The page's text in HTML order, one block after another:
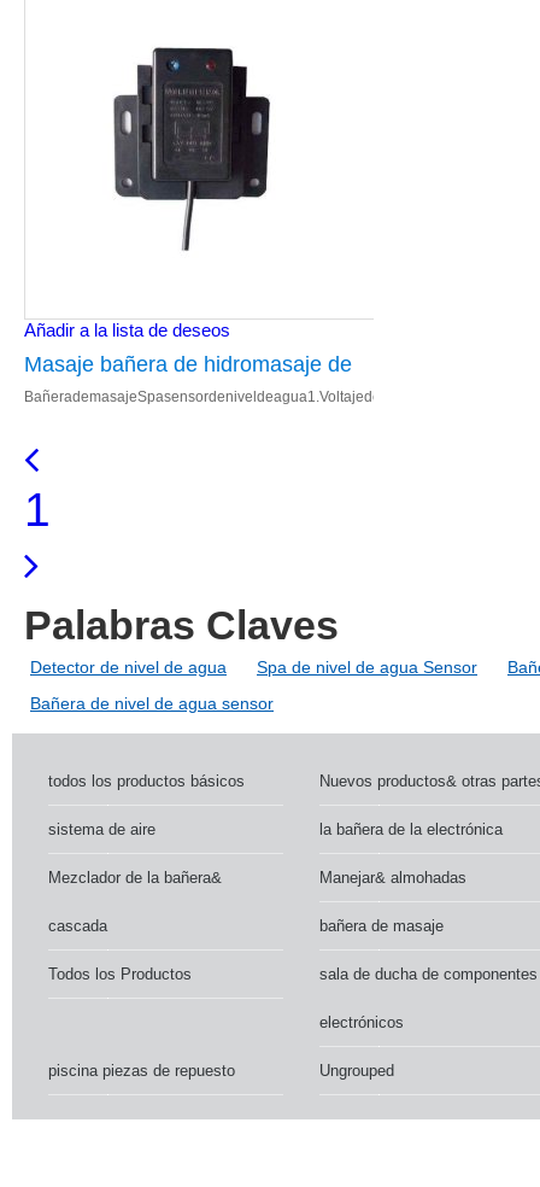
Añadir a la lista de deseos
Masaje bañera de hidromasaje de
nivel de agua Sensor
BañerademasajeSpasensordeniveldeagua1.Voltajedeentrada:DC5V/12V/
1
Palabras Claves
Detector de nivel de agua Spa de nivel de agua Sensor
Bañera de nivel de agua sensor
todos los productos básicos Nuevos productos& otras
sistema de aire la bañera de la electrónica
Mezclador de la bañera&
cascada
Manejar& almohadas
bañera de masaje
Todos los Productos sala de ducha de componentes
electrónicos
piscina piezas de repuesto Ungrouped